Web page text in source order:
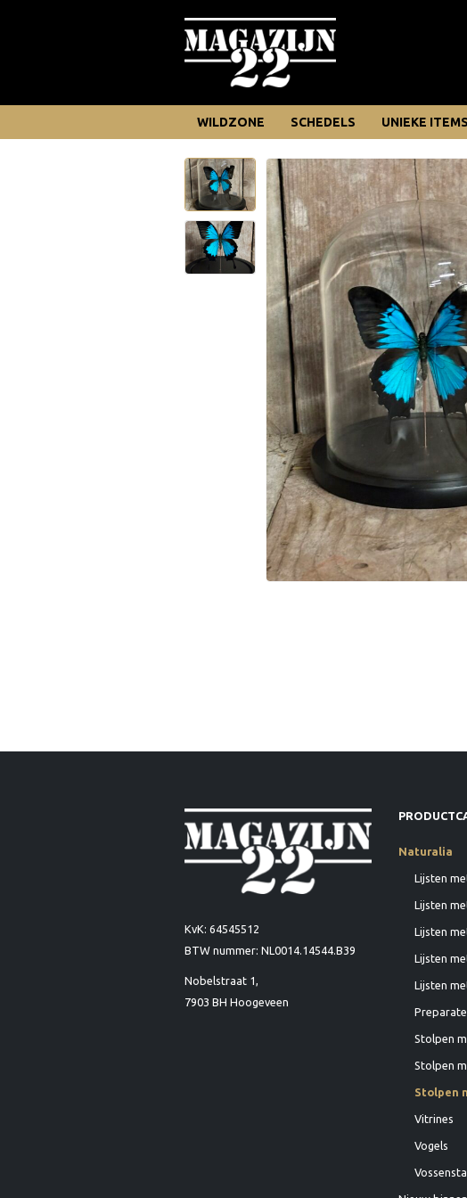
WILDZONE SCHEDELS UNIEKE ITEMS
KvK: 64545512
BTW nummer: NL0014.14544.B39
Nobelstraat 1,
7903 BH Hoogeveen
Naturalia
Lijsten
Lijsten
Lijsten
Lijsten
Lijsten
Stolpen
Stolpen
Stolpen
Vitrines
Vogels